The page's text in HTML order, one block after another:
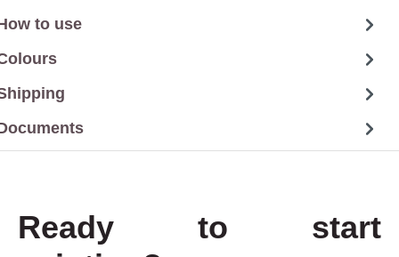
to use
Ready to start